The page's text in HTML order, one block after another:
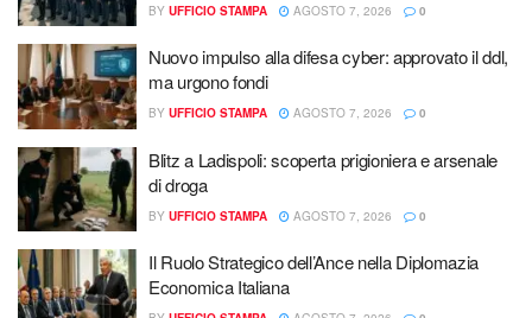
BY UFFICIO STAMPA AGOSTO 7, 2026 0
Nuovo impulso alla difesa cyber: approvato il ddl,
ma urgono fondi
BY UFFICIO STAMPA AGOSTO 7, 2026 0
Blitz a Ladispoli: scoperta prigioniera e arsenale
di droga
BY UFFICIO STAMPA AGOSTO 7, 2026 0
Il Ruolo Strategico dell’Ance nella Diplomazia
Economica Italiana